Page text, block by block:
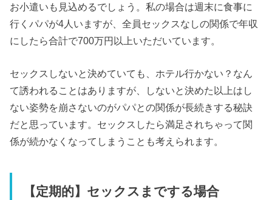
お小遣いも見込めるでしょう。私の場合は週末に食事に
行くパパが4人いますが、全員セックスなしの関係で年収
にしたら合計で700万円以上いただいています。
セックスしないと決めていても、ホテル行かない？なん
て誘われることはありますが、しないと決めた以上はし
ない姿勢を崩さないのがパパとの関係が長続きする秘訣
だと思っています。セックスしたら満足されちゃって関
係が続かなくなってしまうことも考えられます。
【定期的】セックスまでする場合